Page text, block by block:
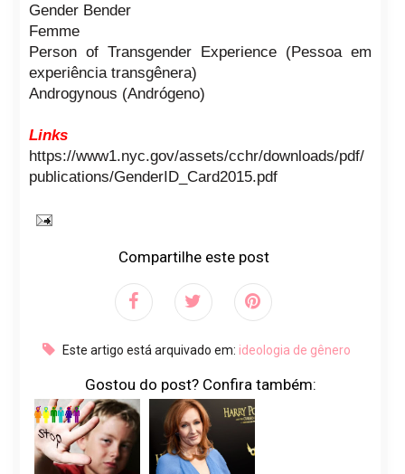
Gender Bender
Femme
Person of Transgender Experience (Pessoa em
experiência transgênera)
Androgynous (Andrógeno)
Links
https://www1.nyc.gov/assets/cchr/downloads/pdf/
publications/GenderID_Card2015.pdf
Compartilhe este post
Este artigo está arquivado em: ideologia de gênero
Gostou do post? Confira também: